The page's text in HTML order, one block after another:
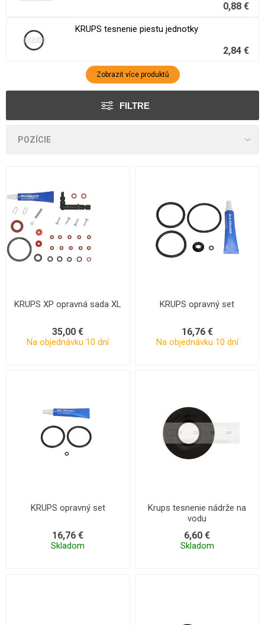
0,88 €
KRUPS tesnenie piestu jednotky
2,84 €
Zobrazit více produktů
FILTRE
KRUPS XP opravná sada XL
35,00 €
Na objednávku 10 dní
KRUPS opravný set
16,76 €
Na objednávku 10 dní
KRUPS opravný set
16,76 €
Skladom
Krups tesnenie nádrže na
vodu
6,60 €
Skladom